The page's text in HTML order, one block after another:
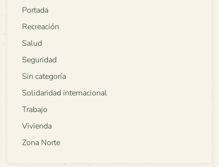
Portada
Recreación
Salud
Seguridad
Sin categoría
Solidaridad internacional
Trabajo
Vivienda
Zona Norte